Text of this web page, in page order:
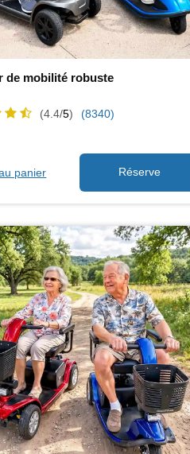
de mobilité robuste
(4.4/5) (8340)
panier